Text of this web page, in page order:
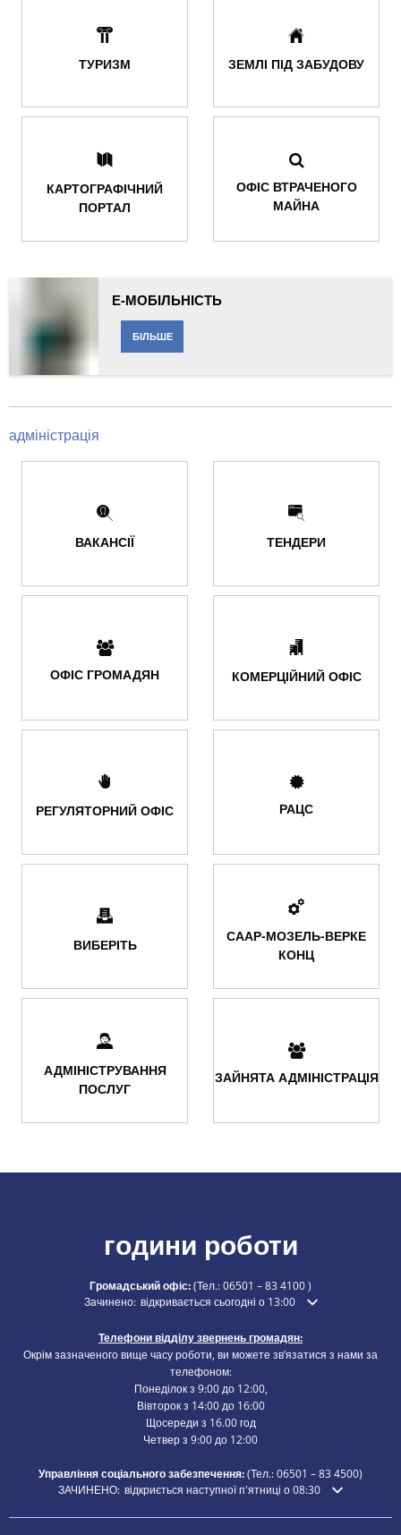
ТУРИЗМ ЗЕМЛІ ПІД ЗАБУДОВУ
КАРТОГРАФІЧНИЙ
ПОРТАЛ
ОФІС ВТРАЧЕНОГО
МАЙНА
Е-МОБІЛЬНІСТЬ
БІЛЬШЕ
адміністрація
ВАКАНСІЇ ТЕНДЕРИ
ОФІС ГРОМАДЯН КОМЕРЦІЙНИЙ ОФІС
РЕГУЛЯТОРНИЙ ОФІС РАЦС
ВИБЕРІТЬ
СААР-МОЗЕЛЬ-ВЕРКЕ
КОНЦ
АДМІНІСТРУВАННЯ
ПОСЛУГ
ЗАЙНЯТА АДМІНІСТРАЦІЯ
години роботи
Громадський офіс:(Тел.:06501 – 83 4100)
Натисніть, щоб приховати додатковий час відкриття або
Зачинено: відкривається сьогодні о 13:00
Телефони відділу звернень громадян:
Окрім зазначеного вище часу роботи, ви можете зв’язатися з нами за
телефоном:
Понеділок з 9:00 до 12:00,
Вівторок з 14:00 до 16:00
Щосереди з 16.00 год
Четвер з 9:00 до 12:00
Управління соціального забезпечення:(Тел.:06501 – 834500)
Натисніть, щоб приховати додатковий час відкриття або закриття
ЗАЧИНЕНО: відкриється наступної п'ятниці о 08:30